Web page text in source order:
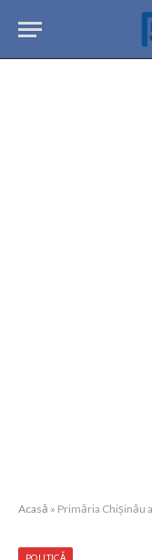
Acasă » Primăria Chișinău anunță
POLITICĂ